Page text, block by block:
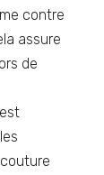
contre
assure
de